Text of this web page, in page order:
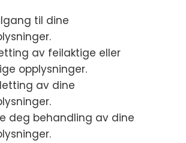
til dine
av feilaktige eller
opplysninger.
av dine
deg behandling av dine